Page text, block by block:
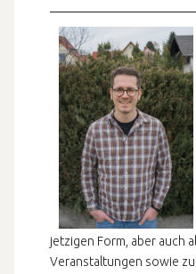
jetzigen Form, aber auch
Veranstaltungen sowie